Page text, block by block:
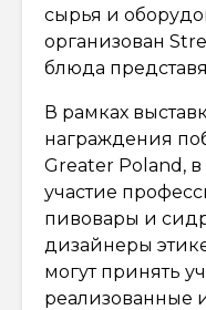
сырья и
организован
блюда
В рамках
награждения
Greater Poland,
участие
пивовары и
дизайнеры
могут принять
реализованные